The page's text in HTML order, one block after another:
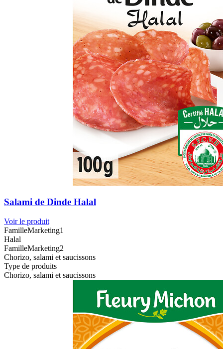
Salami de Dinde Halal
Voir le produit
FamilleMarketing1
Halal
FamilleMarketing2
Chorizo, salami et saucissons
Type de produits
Chorizo, salami et saucissons